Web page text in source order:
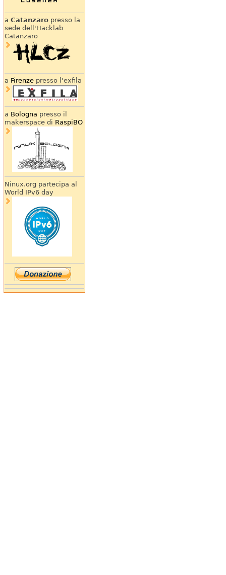
a Catanzaropresso la
sede dell'Hacklab
Catanzaro
a Firenzepresso l'exfila
a Bologna presso il
makerspace di RaspiBO
Ninux.org partecipa al
World IPv6 day